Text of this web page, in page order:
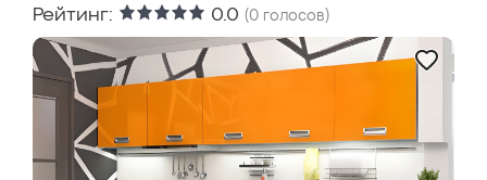
Рейтинг: 0.0 (0 голосов)